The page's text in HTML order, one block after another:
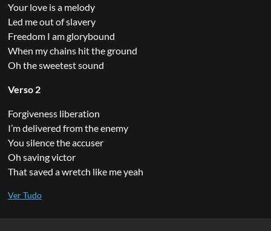
Your love is a melody
Led me out of slavery
Freedom I am glorybound
When my chains hit the ground
Oh the sweetest sound
Verso 2
Forgiveness liberation
I’m delivered from the enemy
You silence the accuser
Oh saving victor
That saved a wretch like me yeah